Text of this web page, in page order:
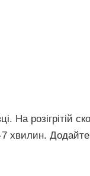
На розігрітій
хвилин.